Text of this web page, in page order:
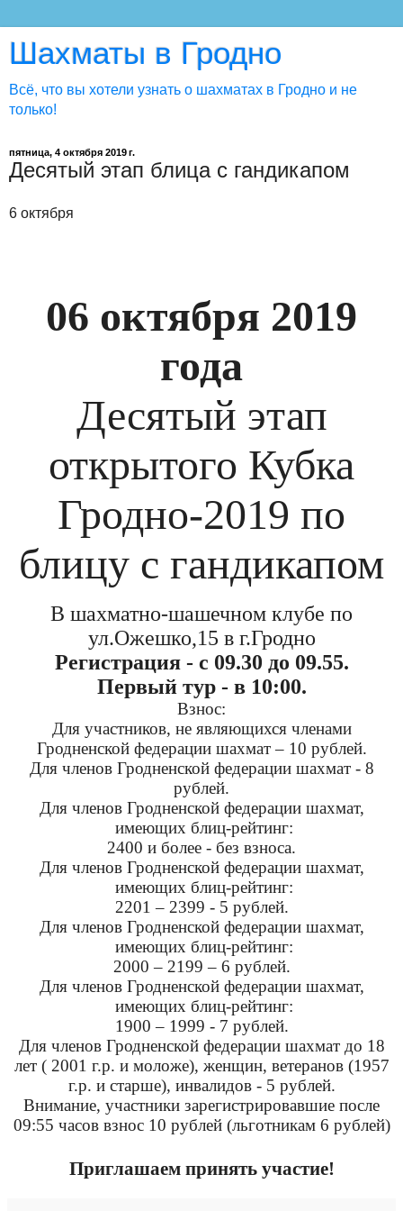
Шахматы в Гродно
Всё, что вы хотели узнать о шахматах в Гродно и не
только!
пятница, 4 октября 2019 г.
Десятый этап блица с гандикапом
6 октября
06 октября 2019
года
Десятый этап
открытого Кубка
Гродно-2019 по
блицу с гандикапом
В шахматно-шашечном клубе по
ул.Ожешко,15 в г.Гродно
Регистрация - с 09.30 до 09.55.
Первый тур - в 10:00.
Взнос:
Для участников, не являющихся членами
Гродненской федерации шахмат – 10 рублей.
Для членов Гродненской федерации шахмат - 8
рублей.
Для членов Гродненской федерации шахмат,
имеющих блиц-рейтинг:
2400 и более - без взноса.
Для членов Гродненской федерации шахмат,
имеющих блиц-рейтинг:
2201 – 2399 - 5 рублей.
Для членов Гродненской федерации шахмат,
имеющих блиц-рейтинг:
2000 – 2199 – 6 рублей.
Для членов Гродненской федерации шахмат,
имеющих блиц-рейтинг:
1900 – 1999 - 7 рублей.
Для членов Гродненской федерации шахмат до 18
лет ( 2001 г.р. и моложе), женщин, ветеранов (1957
г.р. и старше), инвалидов - 5 рублей.
Внимание, участники зарегистрировавшие после
09:55 часов взнос 10 рублей (льготникам 6 рублей)
Приглашаем принять участие!